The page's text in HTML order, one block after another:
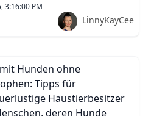
3:16:00 PM
LinnyKayCee
Hunden ohne
Tipps für
Haustierbesitzer
deren Hunde